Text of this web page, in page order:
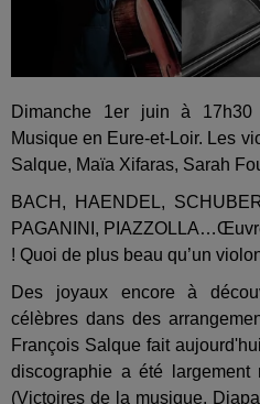
Dimanche 1er juin à
Musique en Eure-et-Loir. Les
Salque, Maïa Xifaras, Sarah
BACH, HAENDEL,
PAGANINI,
! Quoi de plus beau qu’un
Des joyaux encore à
célèbres dans des
François Salque fait
discographie a été largement
(Victoires de la musique,